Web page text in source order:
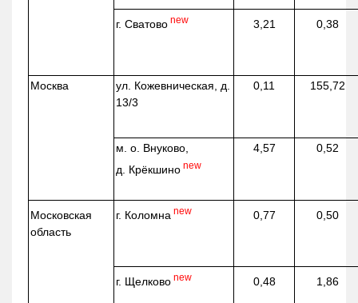
г. Сватово new 3,21 0,38
Москва ул. Кожевническая, д.
13/3
0,11 155,72
м. о. Внуково,
д. Крёкшино new
4,57 0,52
Московская
область
г. Коломна new 0,77 0,50
г. Щелково new 0,48 1,86